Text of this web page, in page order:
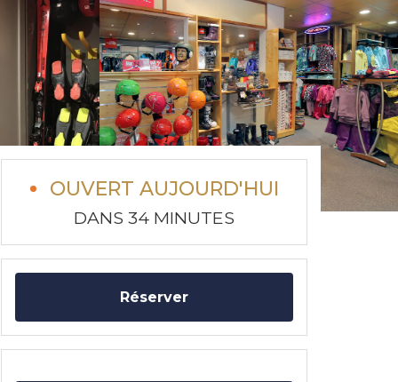
OUVERT AUJOURD'HUI
DANS 34 MINUTES
Réserver